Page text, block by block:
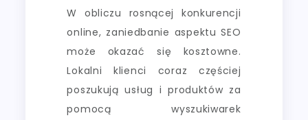
W obliczu rosnącej konkurencji
online, zaniedbanie aspektu SEO
może okazać się kosztowne.
Lokalni klienci coraz częściej
poszukują usług i produktów za
pomocą wyszukiwarek